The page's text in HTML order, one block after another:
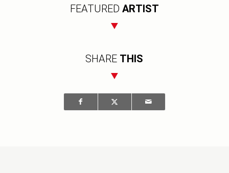
FEATURED ARTIST
SHARE THIS